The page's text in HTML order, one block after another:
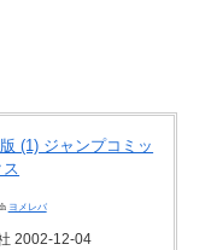
(1) ジャンプコミッ
ス
ヨメレバ
2002-12-04